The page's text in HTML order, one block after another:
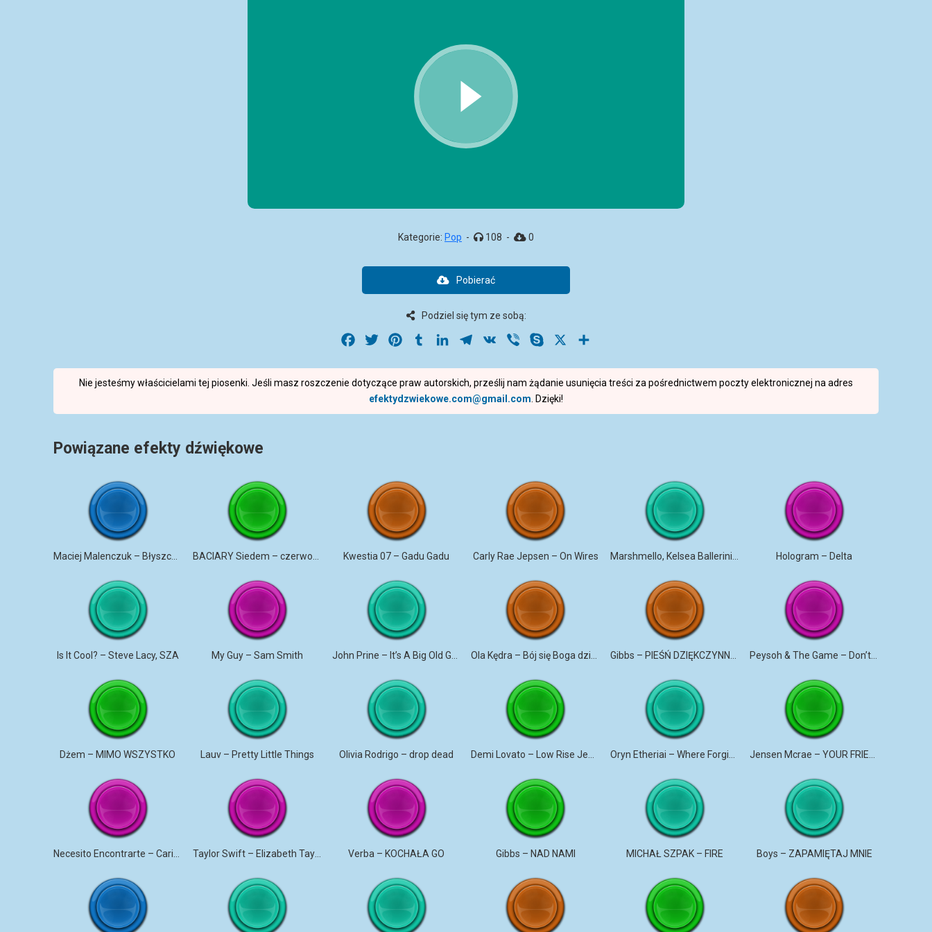
Kategorie: Pop - 108 - 0
Pobierać
Podziel się tym ze sobą:
Facebook
Twitter PinterestTumblrLinkedInTelegram
VK Viber Skype
Nie jesteśmy właścicielami tej piosenki. Jeśli masz roszczenie dotyczące praw autorskich, prześlij nam żądanie usunięcia treści za pośrednictwem poczty elektronicznej na adres
efektydzwiekowe.com@gmail.com . Dzięki!
Powiązane efekty dźwiękowe
Kwestia 07 – Gadu Gadu Carly Rae Jepsen – On Wires Hologram – Delta
Is It Cool? – Steve Lacy, SZA My Guy – Sam Smith
Dżem – MIMO WSZYSTKO Lauv – Pretty Little Things Olivia Rodrigo – drop dead
Taylor Swift – Elizabeth Taylor Verba – KOCHAŁA GO Gibbs – NAD NAMI MICHAŁ SZPAK – FIRE Boys – ZAPAMIĘTAJ MNIE